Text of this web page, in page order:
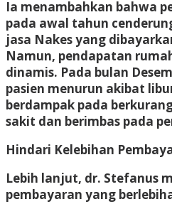
Ia menambahkan bahwa
pada awal tahun
jasa Nakes yang
Namun, pendapatan
dinamis. Pada bulan
pasien menurun akibat
berdampak pada
sakit dan berimbas pada
Hindari Kelebihan
Lebih lanjut, dr. Stefanus
pembayaran yang